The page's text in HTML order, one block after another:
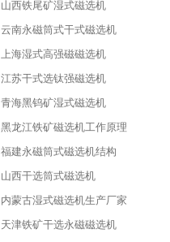
山西铁尾矿湿式磁选机
云南永磁筒式干式磁选机
上海湿式高强磁磁选机
江苏干式选钛强磁选机
青海黑钨矿湿式磁选机
黑龙江铁矿磁选机工作原理
福建永磁筒式磁选机结构
山西干选筒式磁选机
内蒙古湿式磁选机生产厂家
天津铁矿干选永磁磁选机